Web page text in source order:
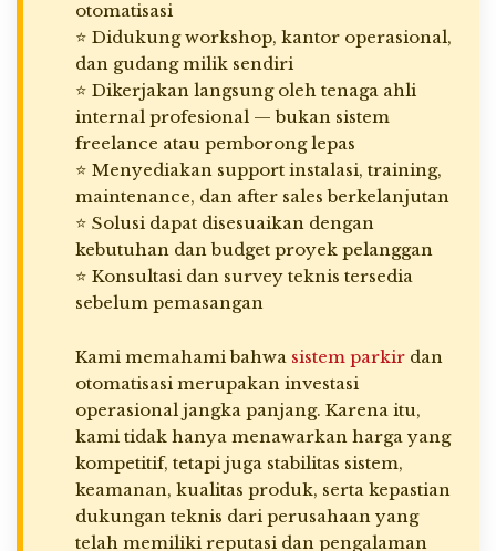
otomatisasi
⭐ Didukung workshop, kantor operasional,
dan gudang milik sendiri
⭐ Dikerjakan langsung oleh tenaga ahli
internal profesional — bukan sistem
freelance atau pemborong lepas
⭐ Menyediakan support instalasi, training,
maintenance, dan after sales berkelanjutan
⭐ Solusi dapat disesuaikan dengan
kebutuhan dan budget proyek pelanggan
⭐ Konsultasi dan survey teknis tersedia
sebelum pemasangan
Kami memahami bahwa sistem parkir dan
otomatisasi merupakan investasi
operasional jangka panjang. Karena itu,
kami tidak hanya menawarkan harga yang
kompetitif, tetapi juga stabilitas sistem,
keamanan, kualitas produk, serta kepastian
dukungan teknis dari perusahaan yang
telah memiliki reputasi dan pengalaman